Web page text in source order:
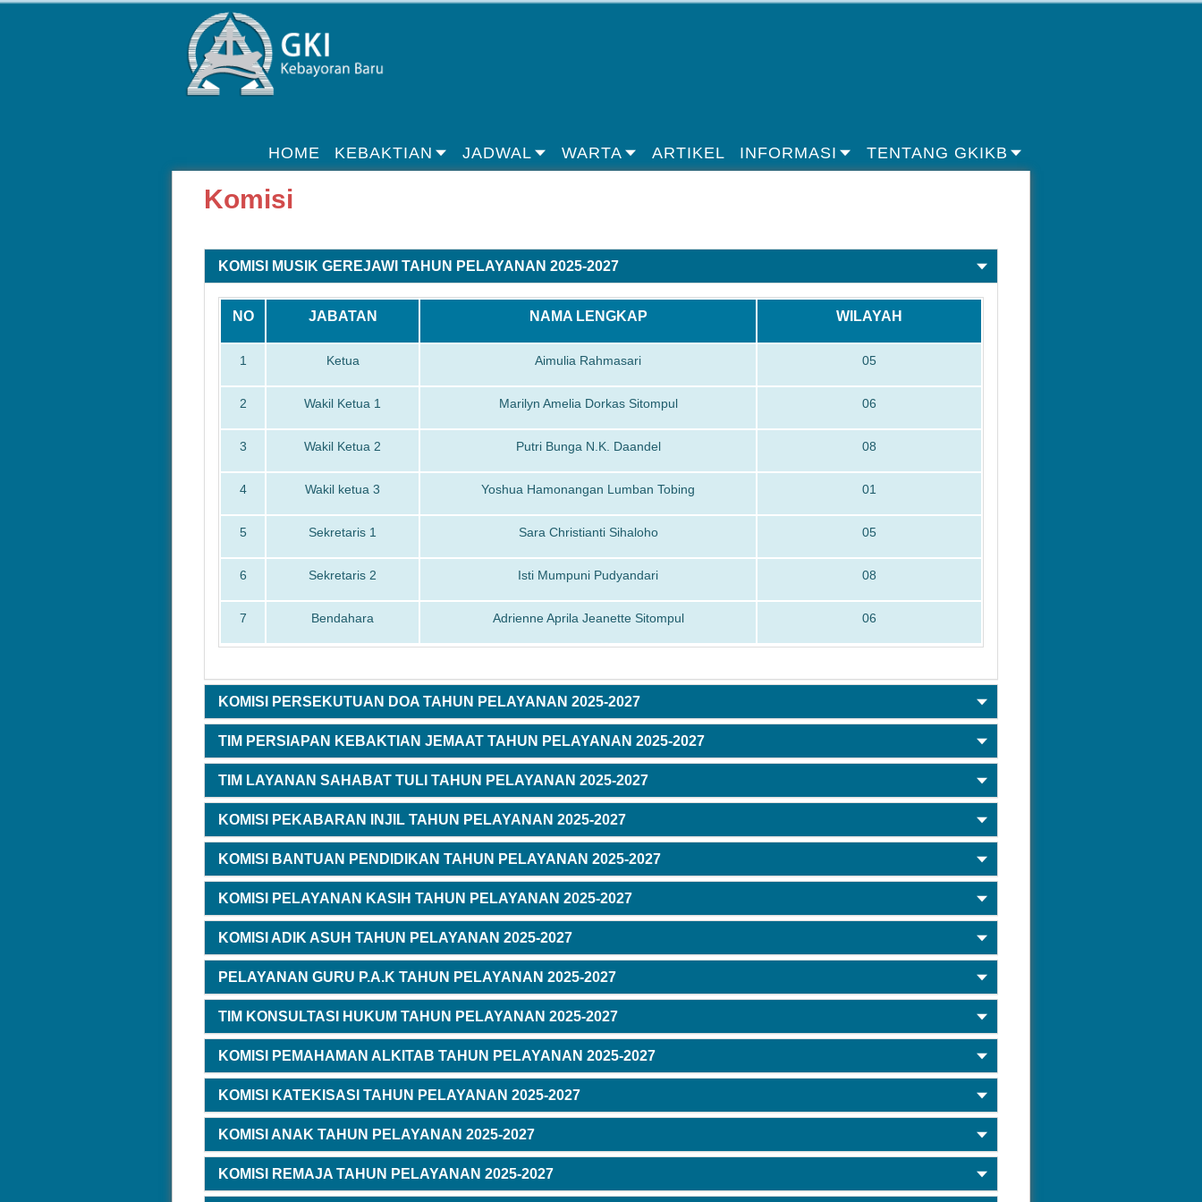
HOME KEBAKTIAN JADWAL WARTA ARTIKEL INFORMASI TENTANG GKIKB
Komisi
KOMISI MUSIK GEREJAWI TAHUN PELAYANAN 2025-2027
NO JABATAN NAMA LENGKAP WILAYAH
1 Ketua Aimulia Rahmasari 05
2 Wakil Ketua 1 Marilyn Amelia Dorkas Sitompul 06
3 Wakil Ketua 2 Putri Bunga N.K. Daandel 08
4 Wakil ketua 3 Yoshua Hamonangan Lumban Tobing 01
5 Sekretaris 1 Sara Christianti Sihaloho 05
6 Sekretaris 2 Isti Mumpuni Pudyandari 08
7 Bendahara Adrienne Aprila Jeanette Sitompul 06
KOMISI PERSEKUTUAN DOA TAHUN PELAYANAN 2025-2027
TIM PERSIAPAN KEBAKTIAN JEMAAT TAHUN PELAYANAN 2025-2027
TIM LAYANAN SAHABAT TULI TAHUN PELAYANAN 2025-2027
KOMISI PEKABARAN INJIL TAHUN PELAYANAN 2025-2027
KOMISI BANTUAN PENDIDIKAN TAHUN PELAYANAN 2025-2027
KOMISI PELAYANAN KASIH TAHUN PELAYANAN 2025-2027
KOMISI ADIK ASUH TAHUN PELAYANAN 2025-2027
PELAYANAN GURU P.A.K TAHUN PELAYANAN 2025-2027
TIM KONSULTASI HUKUM TAHUN PELAYANAN 2025-2027
KOMISI PEMAHAMAN ALKITAB TAHUN PELAYANAN 2025-2027
KOMISI KATEKISASI TAHUN PELAYANAN 2025-2027
KOMISI ANAK TAHUN PELAYANAN 2025-2027
KOMISI REMAJA TAHUN PELAYANAN 2025-2027